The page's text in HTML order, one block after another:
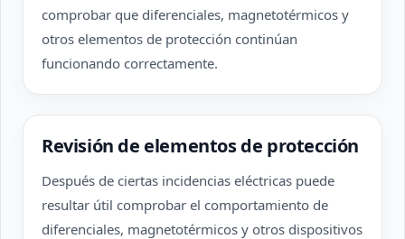
comprobar que diferenciales, magnetotérmicos y
otros elementos de protección continúan
funcionando correctamente.
Revisión de elementos de protección
Después de ciertas incidencias eléctricas puede
resultar útil comprobar el comportamiento de
diferenciales, magnetotérmicos y otros dispositivos